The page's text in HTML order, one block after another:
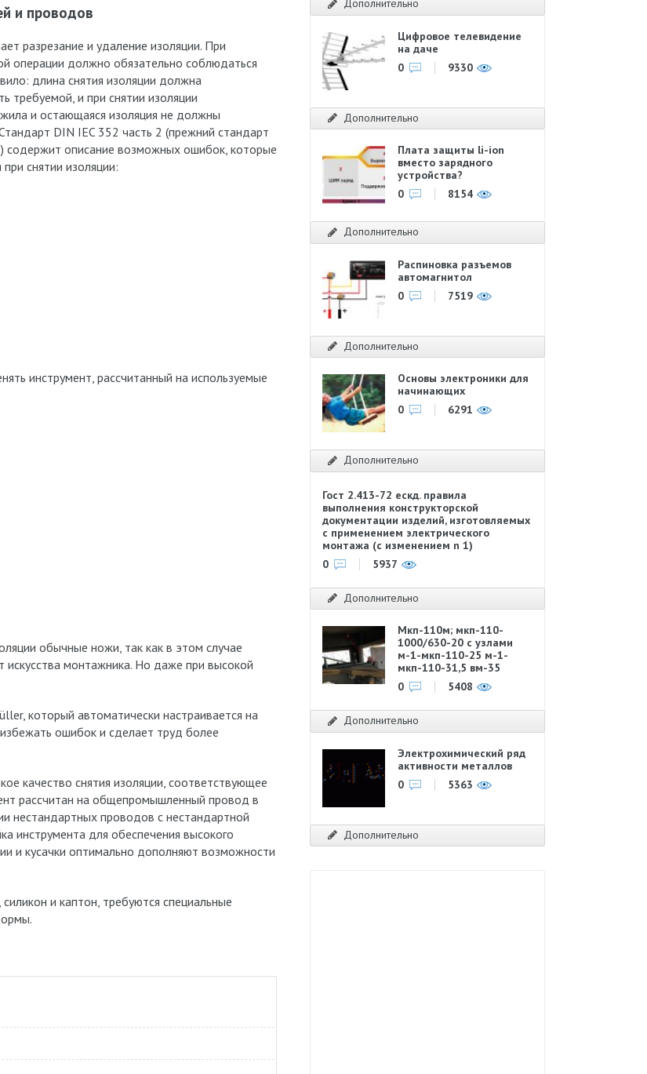
и проводов
разрезание и удаление изоляции. При
операции должно обязательно соблюдаться
длина снятия изоляции должна
требуемой, и при снятии изоляции
и остающаяся изоляция не должны
DIN IEC 352 часть 2 (прежний стандарт
содержит описание возможных ошибок, которые
снятии изоляции:
инструмент, рассчитанный на используемые
обычные ножи, так как в этом случае
искусства монтажника. Но даже при высокой
который автоматически настраивается на
ошибок и сделает труд более
качество снятия изоляции, соответствующее
рассчитан на общепромышленный провод в
нестандартных проводов с нестандартной
инструмента для обеспечения высокого
и кусачки оптимально дополняют возможности
и каптон, требуются специальные
Дополнительно
Цифровое телевидение
на даче
0
9330
Дополнительно
Плата защиты li-ion
вместо зарядного
устройства?
0
8154
Дополнительно
Распиновка разъемов
автомагнитол
0
7519
Дополнительно
Основы электроники для
начинающих
0
6291
Дополнительно
Гост 2.413-72 ескд. правила
выполнения конструкторской
документации изделий, изготовляемых
с применением электрического
монтажа (с изменением n 1)
0
5937
Дополнительно
Мкп-110м; мкп-110-
1000/630-20 с узлами
м-1-мкп-110-25 м-1-
мкп-110-31,5 вм-35
0
5408
Дополнительно
Электрохимический ряд
активности металлов
0
5363
Дополнительно